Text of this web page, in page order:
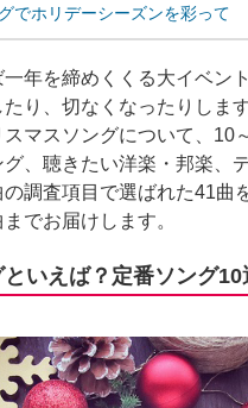
でホリデーシーズンを彩って
年を締めくくる大イベン
り、切なくなったりしま
マスソングについて、10
グ、聴きたい洋楽・邦楽、
調査項目で選ばれた41曲
でお届けします。
いえば？定番ソング10